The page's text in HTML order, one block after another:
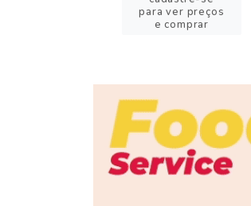
para ver preços
e comprar